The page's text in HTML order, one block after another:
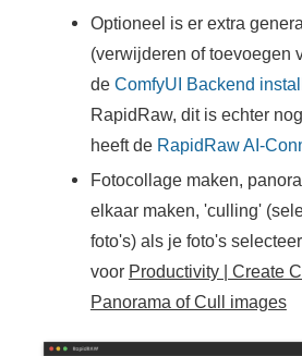
Optioneel is er extra
(verwijderen of toevoegen
de ComfyUI Backend
RapidRaw, dit is echter
heeft de RapidRaw AI-
Fotocollage maken,
elkaar maken, 'culling'
foto's) als je foto's
voor Productivity | Create
Panorama of Cull images